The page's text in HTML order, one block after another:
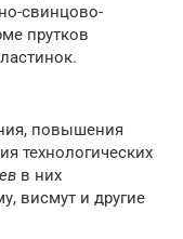
свинцово-
прутков
повышения
технологических
в них
висмут и другие